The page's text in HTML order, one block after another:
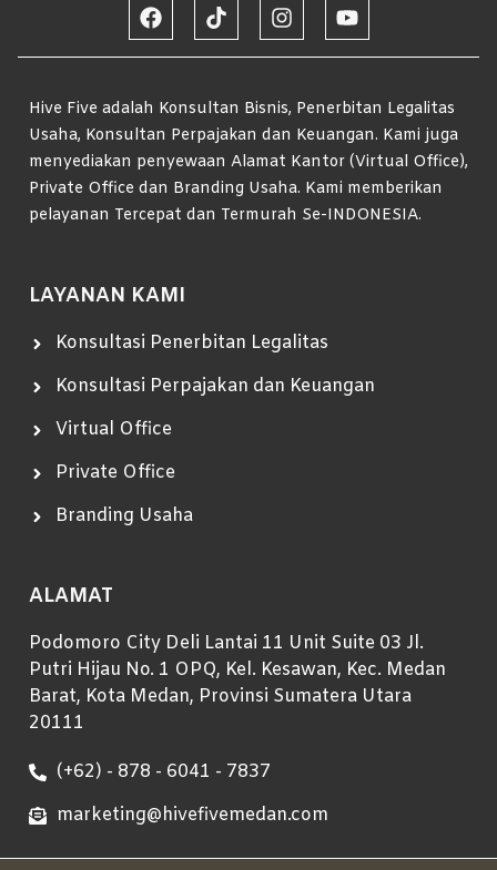
Hive Five adalah Konsultan Bisnis, Penerbitan Legalitas
Usaha, Konsultan Perpajakan dan Keuangan. Kami juga
menyediakan penyewaan Alamat Kantor (Virtual Office),
Private Office dan Branding Usaha. Kami memberikan
pelayanan Tercepat dan Termurah Se-INDONESIA.
LAYANAN KAMI
Konsultasi Penerbitan Legalitas
Konsultasi Perpajakan dan Keuangan
Virtual Office
Private Office
Branding Usaha
ALAMAT
Podomoro City Deli Lantai 11 Unit Suite 03 Jl.
Putri Hijau No. 1 OPQ, Kel. Kesawan, Kec. Medan
Barat, Kota Medan, Provinsi Sumatera Utara
20111
(+62) - 878 - 6041 - 7837
marketing@hivefivemedan.com